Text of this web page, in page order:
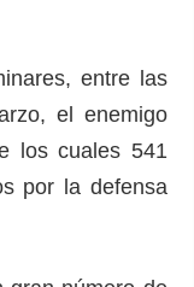
entre las
el enemigo
los cuales 541
por la defensa